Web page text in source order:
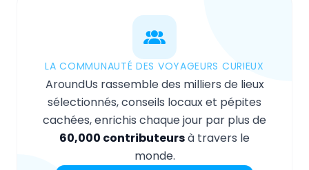
LA COMMUNAUTÉ DES VOYAGEURS CURIEUX
AroundUs rassemble des milliers de lieux
sélectionnés, conseils locaux et pépites
cachées, enrichis chaque jour par plus de
60,000 contributeursà travers le
monde.